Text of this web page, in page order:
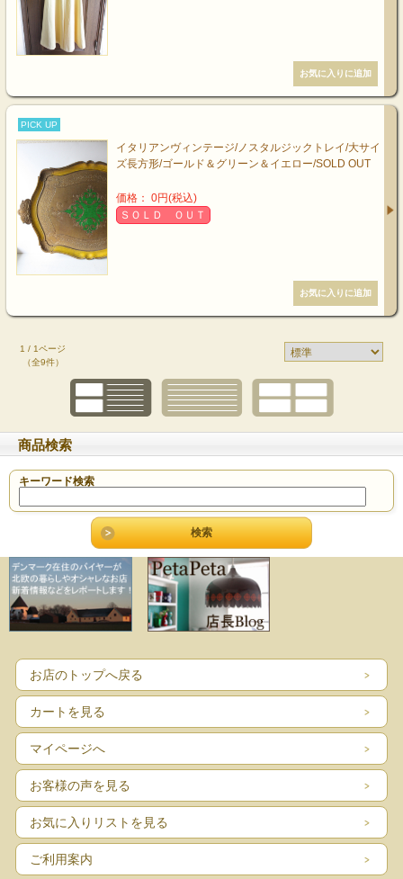
PICK UP
イタリアンヴィンテージ/ノスタルジックトレイ/大サイ
ズ長方形/ゴールド＆グリーン＆イエロー/SOLD OUT
価格： 0円(税込)
ＳＯＬＤ ＯＵＴ
1 / 1ページ
（全9件）
商品検索
キーワード検索
お店のトップへ戻る
カートを見る
マイページへ
お客様の声を見る
お気に入りリストを見る
ご利用案内